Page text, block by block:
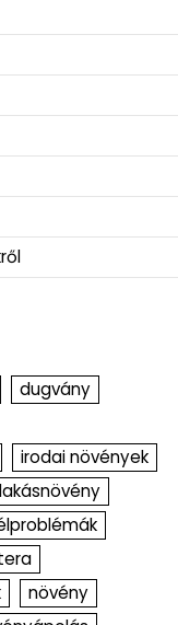
dugvány
irodai növények
lakásnövény
növény